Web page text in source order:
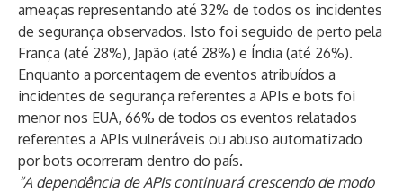
ameaças representando até 32% de todos os incidentes
de segurança observados. Isto foi seguido de perto pela
França (até 28%), Japão (até 28%) e Índia (até 26%).
Enquanto a porcentagem de eventos atribuídos a
incidentes de segurança referentes a APIs e bots foi
menor nos EUA, 66% de todos os eventos relatados
referentes a APIs vulneráveis ​​ou abuso automatizado
por bots ocorreram dentro do país.
“A dependência de APIs continuará crescendo de modo